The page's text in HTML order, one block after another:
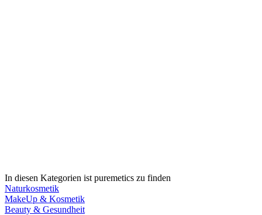
In diesen Kategorien ist puremetics zu finden
Naturkosmetik
MakeUp & Kosmetik
Beauty & Gesundheit